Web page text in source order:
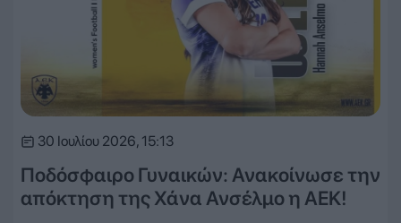
30 Ιουλίου 2026, 15:13
Ποδόσφαιρο Γυναικών: Ανακοίνωσε την
απόκτηση της Χάνα Ανσέλμο η ΑΕΚ!